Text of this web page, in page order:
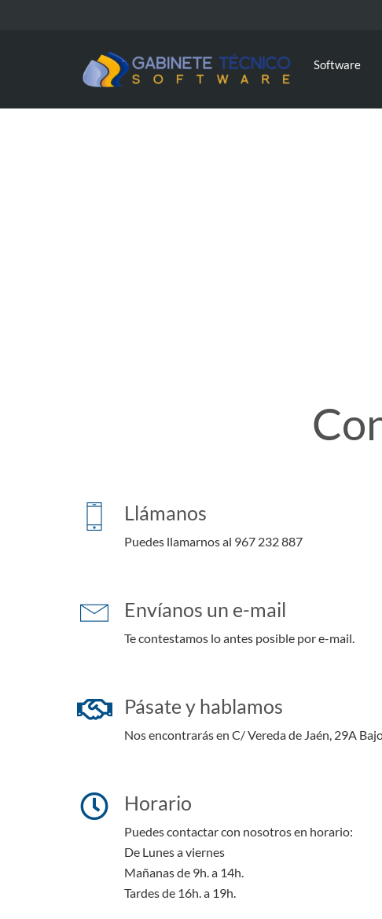
Software
Llámanos
Puedes llamarnos al 967 232 887
Envíanos un e-mail
Te contestamos lo antes posible por e-mail.
Pásate y hablamos
Nos encontrarás en C/ Vereda de Jaén, 29A
Horario
Puedes contactar con nosotros en horario:
De Lunes a viernes
Mañanas de 9h. a 14h.
Tardes de 16h. a 19h.